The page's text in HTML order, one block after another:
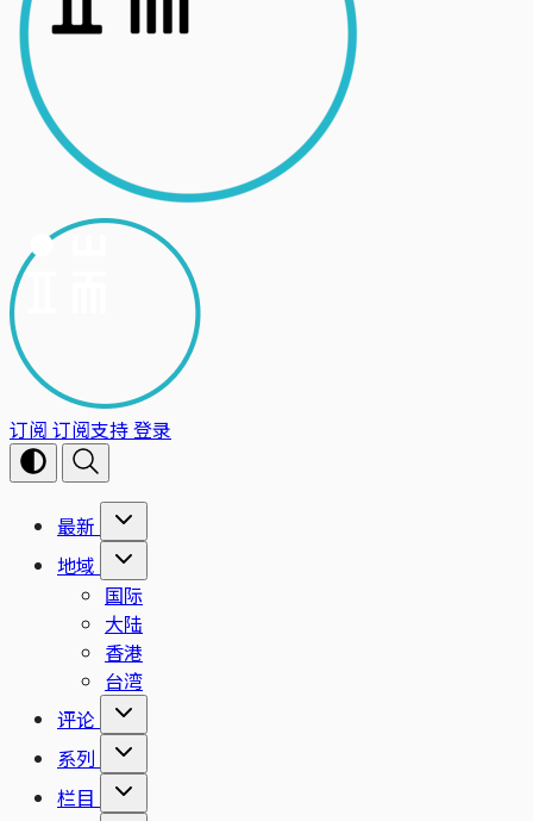
订阅 订阅支持登录
最新
地域
国际
大陆
香港
台湾
评论
系列
栏目